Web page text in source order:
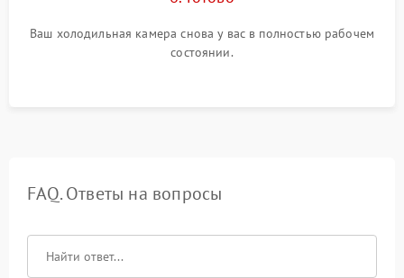
Ваш холодильная камера снова у вас в полностью рабочем
состоянии.
FAQ. Ответы на вопросы